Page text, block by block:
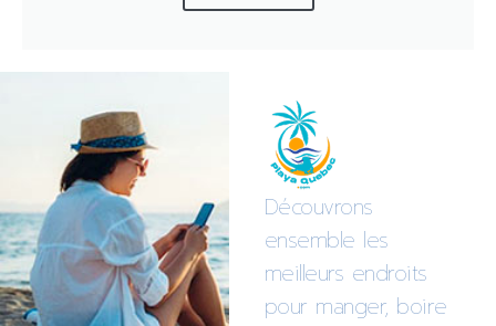
Découvrons
ensemble les
meilleurs endroits
pour manger, boire